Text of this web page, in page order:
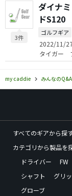
3件
ダイナ
ドS120
ゴルフギア
2022/11/
タイガー
my caddie みんなのQ&A
すべてのギアから探
カテゴリから製品を
ドライバー
FW
シャフト
グリ
グローブ